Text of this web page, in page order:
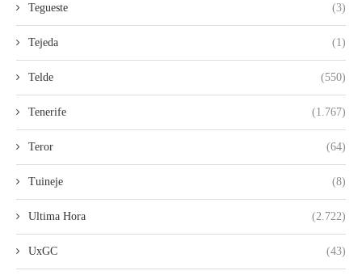
Tegueste (3)
Tejeda (1)
Telde (550)
Tenerife (1.767)
Teror (64)
Tuineje (8)
Ultima Hora (2.722)
UxGC (43)